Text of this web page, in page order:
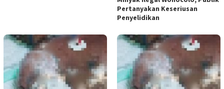
Pertanyakan Keseriusan
Penyelidikan